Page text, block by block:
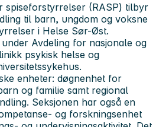
spiseforstyrrelser (RASP) tilbyr
til barn, ungdom og voksne
i Helse Sør-Øst.
Avdeling for nasjonale og
psykisk helse og
enheter: døgnenhet for
og familie samt regional
Seksjonen har også en
og forskningsenhet